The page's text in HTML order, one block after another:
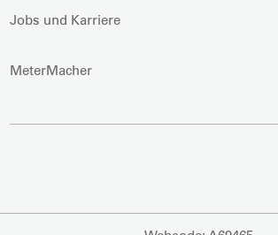
Jobs und Karriere
MeterMacher